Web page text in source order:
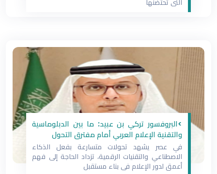
التي تحتضنها
>البروفسور تركي بن عبيد: ما بين الدبلوماسية
والتقنية الإعلام العربي أمام مفترق التحول
في عصر يشهد تحولات متسارعة بفعل الذكاء
الاصطناعي والتقنيات الرقمية، تزداد الحاجة إلى فهم
أعمق لدور الإعلام في بناء مستقبل